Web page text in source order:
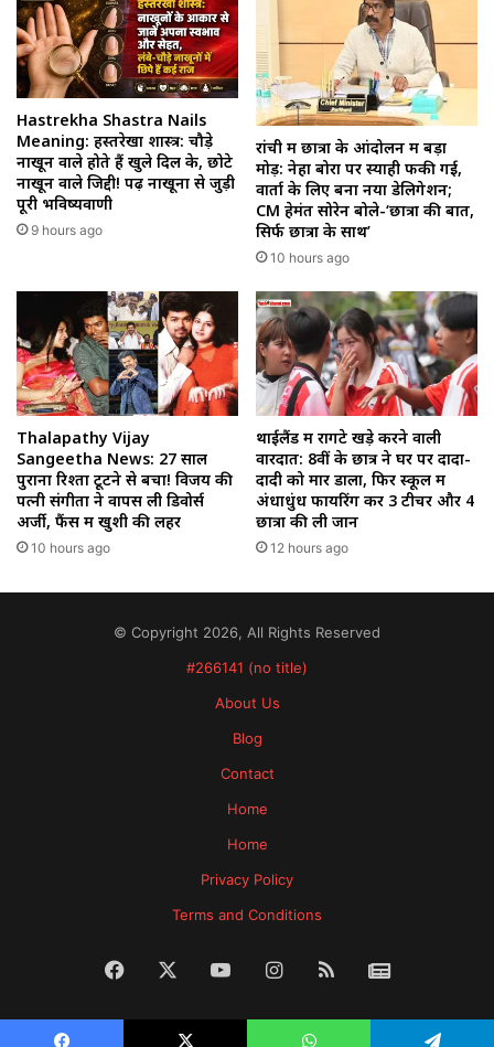
Hastrekha Shastra Nails
Meaning: हस्तरेखा शास्त्र: चौड़े
नाखून वाले होते हैं खुले दिल के, छोटे
नाखून वाले जिद्दी! पढ़ें नाखूनों से जुड़ी
पूरी भविष्यवाणी
9 hours ago
रांची में छात्रों के आंदोलन में बड़ा
मोड़: नेहा बोरा पर स्याही फेंकी गई,
वार्ता के लिए बना नया डेलिगेशन;
CM हेमंत सोरेन बोले-‘छात्रों की बात,
सिर्फ छात्रों के साथ’
10 hours ago
Thalapathy Vijay
Sangeetha News: 27 साल
पुराना रिश्ता टूटने से बचा! विजय की
पत्नी संगीता ने वापस ली डिवोर्स
अर्जी, फैंस में खुशी की लहर
10 hours ago
थाईलैंड में रोंगटे खड़े करने वाली
वारदात: 8वीं के छात्र ने घर पर दादा-
दादी को मार डाला, फिर स्कूल में
अंधाधुंध फायरिंग कर 3 टीचर और 4
छात्रों की ली जान
12 hours ago
© Copyright 2026, All Rights Reserved
#266141 (no title)
About Us
Blog
Contact
Home
Home
Privacy Policy
Terms and Conditions
Facebook YouTubeInstagram
RSS News